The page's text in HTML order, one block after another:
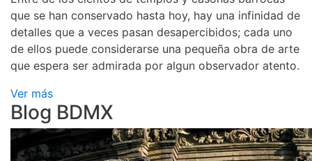
que se han conservado hasta hoy, hay una infinidad de
detalles que a veces pasan desapercibidos; cada uno
de ellos puede considerarse una pequeña obra de arte
que espera ser admirada por algun observador atento.
Ver más
Blog BDMX